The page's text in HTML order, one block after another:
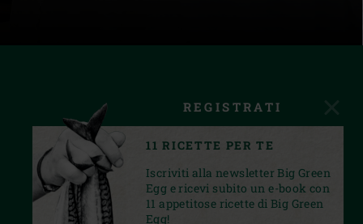
REGISTRATI
11 RICETTE PER TE
Iscriviti alla newsletter Big Green
Egg e ricevi subito un e-book con
11 appetitose ricette di Big Green
Egg!